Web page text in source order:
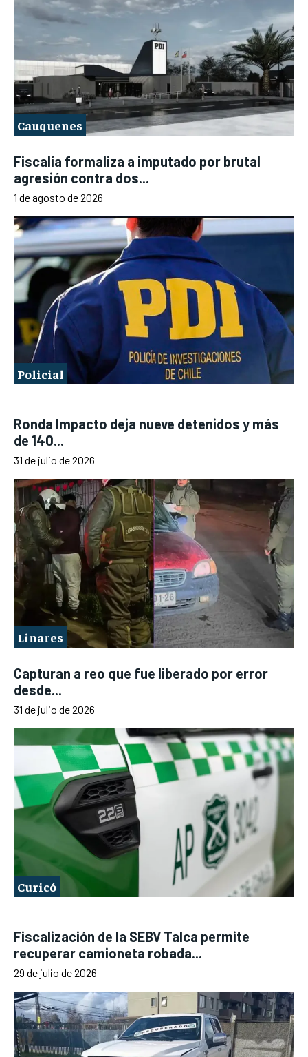
Cauquenes
Fiscalía formaliza a imputado por brutal
agresión contra dos...
1 de agosto de 2026
Policial
Ronda Impacto deja nueve detenidos y más
de 140...
31 de julio de 2026
Linares
Capturan a reo que fue liberado por error
desde...
31 de julio de 2026
Curicó
Fiscalización de la SEBV Talca permite
recuperar camioneta robada...
29 de julio de 2026